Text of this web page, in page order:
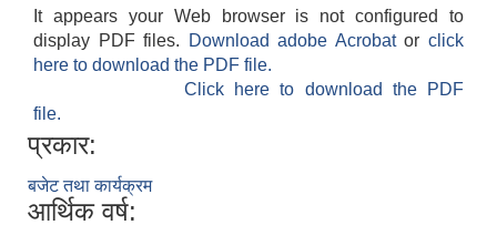
It appears your Web browser is not configured to
display PDF files.
Download adobe Acrobatorclick
here to download the PDF file.
Click here to download the PDF
file.
प्रकार:
बजेट तथा कार्यक्रम
आर्थिक वर्ष: